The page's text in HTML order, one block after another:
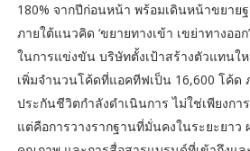
180% จากปีก่อนหน้า พร้อมเดินหน้าขยาย
ภายใต้แนวคิด ‘ขยายทางเข้า เขย่าทางออ
ในการแข่งขัน บริษัทตั้งเป้าสร้างตัวแทนใ
เพิ่มจำนวนโค้ดที่แอคทีฟเป็น 16,600 โค้ด
ประกันชีวิตกำลังดำเนินการ ไม่ใช่เพียงก
แต่คือการวางรากฐานที่มั่นคงในระยะยาว